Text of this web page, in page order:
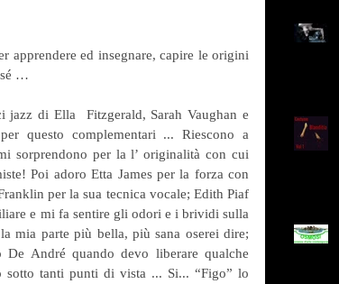
apprendere ed insegnare, capire le origini
sé …
jazz di Ella  Fitzgerald, Sarah Vaughan e
questo complementari ... Riescono a
sorprendono per la l’ originalità con cui
Poi adoro Etta James per la forza con
per la sua tecnica vocale; Edith Piaf
e mi fa sentire gli odori e i brividi sulla
mia parte più bella, più sana oserei dire;
André quando devo liberare qualche
tanti punti di vista ... Si... “Figo” lo